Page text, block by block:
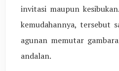
invitasi maupun
kemudahannya, tersebut
agunan memutar
andalan.